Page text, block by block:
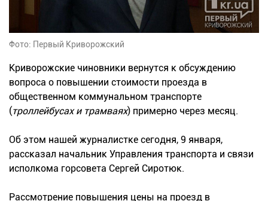
Фото: Первый Криворожский
Криворожские чиновники вернутся к обсуждению
вопроса о повышении стоимости проезда в
общественном коммунальном транспорте
(троллейбусах и трамваях) примерно через месяц.
Об этом нашей журналистке сегодня, 9 января,
рассказал начальник Управления транспорта и связи
исполкома горсовета Сергей Сиротюк.
Рассмотрение повышения цены на проезд в